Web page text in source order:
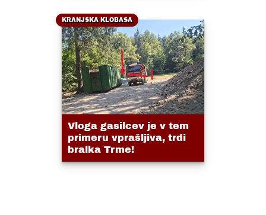
KRANJSKA KLOBASA
Vloga gasilcev je v tem
primeru vprašljiva, trdi
bralka Trme!